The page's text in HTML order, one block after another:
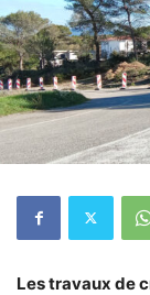
Les travaux de